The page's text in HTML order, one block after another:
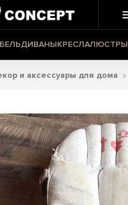
ДИВАНЫКРЕСЛАЛЮСТРЫ
и аксессуары для дома